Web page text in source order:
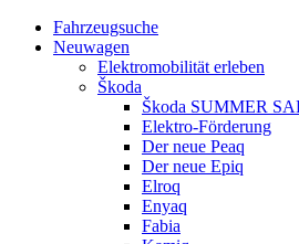
Fahrzeugsuche
Neuwagen
Elektromobilität erleben
Škoda
Škoda SUMMER
Elektro-Förderung
Der neue Peaq
Der neue Epiq
Elroq
Enyaq
Fabia